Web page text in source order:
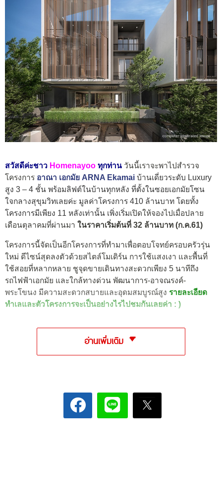
สวัสดีค่ะชาว Homenayoo ทุกท่าน วันนี้เราจะพาไปสำรวจ
โครงการ อาณา เอกมัย ARNA Ekamai บ้านเดี่ยวระดับ Luxury
สูง 3 – 4 ชั้น พร้อมลิฟต์ในบ้านทุกหลัง ที่ตั้งในซอยเอกมัยโซน
ใจกลางสุขุมวิทเลยค่ะ มูลค่าโครงการ 410 ล้านบาท โดยทั้ง
โครงการมีเพียง 11 หลังเท่านั้น เพิ่งเริ่มเปิดให้จองไปเมื่อปลาย
เดือนตุลาคมที่ผ่านมา ในราคาเริ่มต้นที่ 32 ล้านบาท (ก.ค.61)
โครงการนี้จัดเป็นอีกโครงการที่ทำมาเพื่อตอบโจทย์ครอบครัวรุ่น
ใหม่ ดีไซน์สุดลงตัวด้วยสไตล์โมเดิร์น การใช้แสงเงา และพื้นที่
ใช้สอยที่หลากหลาย ชูจุดขายเดินทางสะดวกเพียง 5 นาทีถึง
รถไฟฟ้าเอกมัย และใกล้ทางด่วน พัฒนาการ-อาจณรงค์-
พระโขนง มีความสะดวกสบายและอุดมสมบูรณ์สูง รายละเอียด
ทำเลและตัวโครงการจะเป็นอย่างไรไปชมกันเลยค่า : )
อ่านเพิ่มเติม